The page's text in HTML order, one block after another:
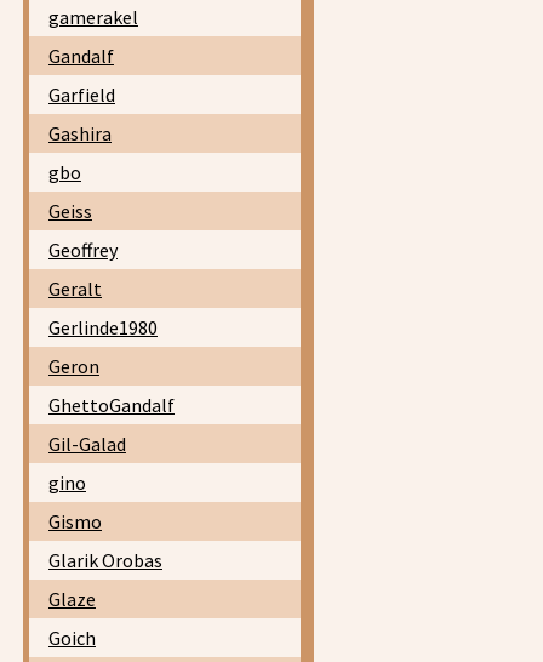
gamerakel
Gandalf
Garfield
Gashira
gbo
Geiss
Geoffrey
Geralt
Gerlinde1980
Geron
GhettoGandalf
Gil-Galad
gino
Gismo
Glarik Orobas
Glaze
Goich